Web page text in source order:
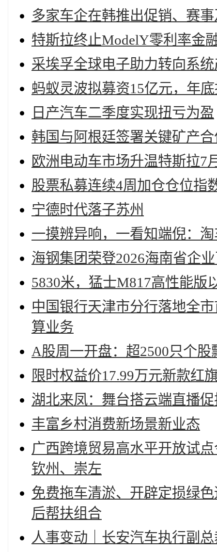
多家车企在韩推出促销、赛
特斯拉终止ModelY零利率金
采埃孚全球电子助力转向系
蚂蚁灵波拟募资15亿元，年
日产汽车二季度实现扭亏为盈
韩国与阿根廷签署关键矿产
欧洲电动车市场升温特斯拉7
股票私募连续4周加仓仓位指
宁德时代落子苏州
一摸辨异响，一看知端倪：
海钢集团荣登2026海南省企
5830米，猛士M817高性能版
中国银行天津市分行落地全
算业务
A股周一开盘：超2500只个
限时权益价17.99万元新款红
湖北来凤：舞台搭云端直播
丰富乡村消费新场景新业态
广西跨境贸易高水平开放试
钦州、崇左
免费拖车清淤、开辟定损绿
后帮扶组合
人事变动｜长安汽车执行副